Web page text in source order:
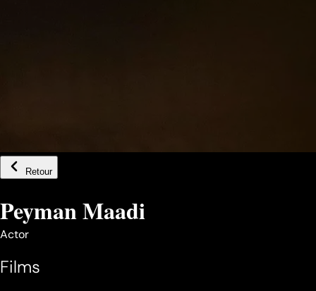
Retour
Peyman Maadi
Actor
Films